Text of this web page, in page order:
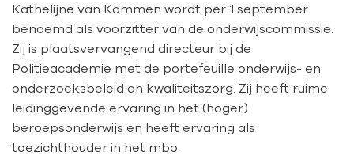
Kathelijne van Kammen wordt per 1 september
benoemd als voorzitter van de onderwijscommissie.
Zij is plaatsvervangend directeur bij de
Politieacademie met de portefeuille onderwijs- en
onderzoeksbeleid en kwaliteitszorg. Zij heeft ruime
leidinggevende ervaring in het (hoger)
beroepsonderwijs en heeft ervaring als
toezichthouder in het mbo.